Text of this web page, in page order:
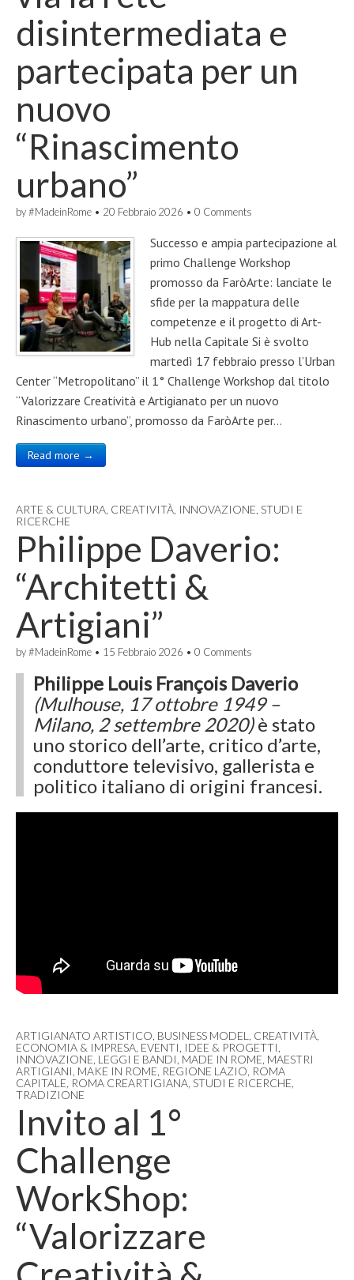
disintermediata e
partecipata per un
nuovo
“Rinascimento
urbano”
by#MadeinRome • 20 Febbraio 2026 • 0 Comments
Successo e ampia partecipazione al
primo Challenge Workshop
promosso da FaròArte: lanciate le
sfide per la mappatura delle
competenze e il progetto di Art-
Hub nella Capitale Si è svolto
martedì 17 febbraio presso l’Urban
Center “Metropolitano” il 1° Challenge Workshop dal titolo
“Valorizzare Creatività e Artigianato per un nuovo
Rinascimento urbano”, promosso da FaròArte per…
Read more →
ARTE & CULTURA CREATIVITÀ INNOVAZIONE STUDI E
RICERCHE
Philippe Daverio:
“Architetti &
Artigiani”
by#MadeinRome • 15 Febbraio 2026 • 0 Comments
Philippe Louis François Daverio
(Mulhouse, 17 ottobre 1949 –
Milano, 2 settembre 2020)è stato
uno storico dell’arte, critico d’arte,
conduttore televisivo, gallerista e
politico italiano di origini francesi.
ARTIGIANATO ARTISTICO BUSINESS MODEL CREATIVITÀ
ECONOMIA & IMPRESA EVENTI IDEE & PROGETTI
INNOVAZIONE LEGGI E BANDI MADE IN ROME MAESTRI
ARTIGIANI MAKE IN ROME REGIONE LAZIO ROMA
CAPITALE ROMA CREARTIGIANA STUDI E RICERCHE
TRADIZIONE
Invito al 1°
Challenge
WorkShop:
“Valorizzare